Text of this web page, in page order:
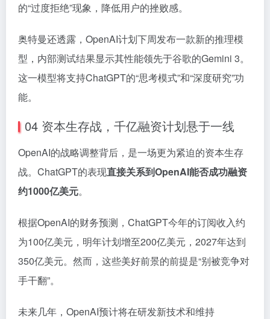
的“过度拒绝”现象，降低用户的挫败感。
奥特曼还透露，OpenAI计划下周发布一款新的推理模
型，内部测试结果显示其性能领先于谷歌的Gemini 3。
这一模型将支持ChatGPT的“思考模式”和“深度研究”功
能。
04 资本生存战，千亿融资计划悬于一线
OpenAI的战略调整背后，是一场更为紧迫的资本生存
战。ChatGPT的表现直接关系到OpenAI能否成功融资
约1000亿美元。
根据OpenAI的财务预测，ChatGPT今年的订阅收入约
为100亿美元，明年计划增至200亿美元，2027年达到
350亿美元。然而，这些美好前景的前提是“别被竞争对
手干翻”。
未来几年，OpenAI预计将在研发新技术和维持